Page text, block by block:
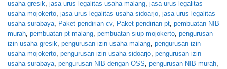
usaha gresik jasa urus legalitas usaha malang jasa urus legalitas
usaha mojokerto jasa urus legalitas usaha sidoarjo jasa urus legalitas
usaha surabaya
Paket pendirian cv, Paket pendirian pt pembuatan NIB
murah pembuatan pt malang pembuatan siup mojokerto pengurusan
izin usaha gresik pengurusan izin usaha malang pengurusan izin
usaha mojokerto pengurusan izin usaha sidoarjo pengurusan izin
usaha surabaya pengurusan NIB dengan OSS pengurusan NIB murah